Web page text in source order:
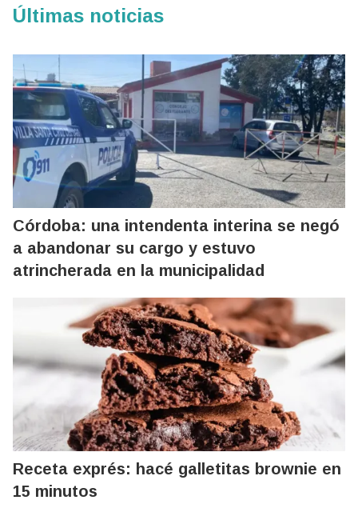
Últimas noticias
Córdoba: una intendenta interina se negó
a abandonar su cargo y estuvo
atrincherada en la municipalidad
Receta exprés: hacé galletitas brownie en
15 minutos